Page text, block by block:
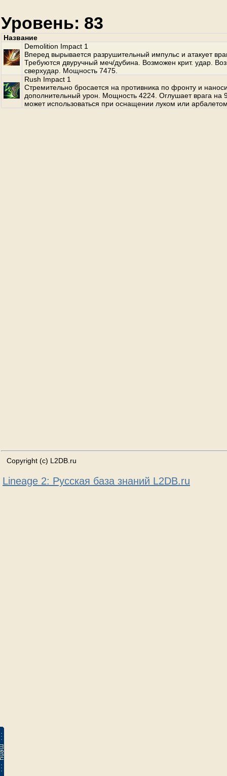
Уровень: 83
Название
Demolition Impact 1
Вперед вырывается разрушительный импульс и атакует
Требуются двуручный меч/дубина. Возможен крит. удар.
сверхудар. Мощность 7475.
Rush Impact 1
Стремительно бросается на противника по фронту и
дополнительный урон. Мощность 4224. Оглушает врага на
может использоваться при оснащении луком или
Copyright (c) L2DB.ru
Lineage 2: Русская база знаний L2DB.ru